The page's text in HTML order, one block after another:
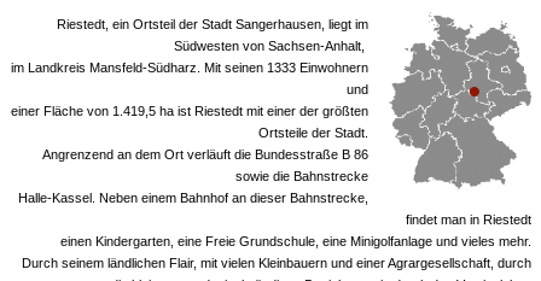
Riestedt, ein Ortsteil der Stadt Sangerhausen, liegt im
Südwesten von Sachsen-Anhalt,
im Landkreis Mansfeld-Südharz. Mit seinen 1333 Einwohnern
und
einer Fläche von 1.419,5 ha ist Riestedt mit einer der größten
Ortsteile der Stadt.
Angrenzend an dem Ort verläuft die Bundesstraße B 86
sowie die Bahnstrecke
Halle-Kassel. Neben einem Bahnhof an dieser Bahnstrecke,
findet man in Riestedt
einen Kindergarten, eine Freie Grundschule, eine Minigolfanlage und vieles mehr.
Durch seinem ländlichen Flair, mit vielen Kleinbauern und einer Agrargesellschaft, durch